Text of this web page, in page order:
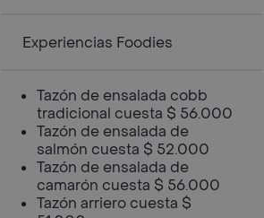
Experiencias Foodies
Tazón de ensalada cobb
tradicional cuesta $ 56.000
Tazón de ensalada de
salmón cuesta $ 52.000
Tazón de ensalada de
camarón cuesta $ 56.000
Tazón arriero cuesta $